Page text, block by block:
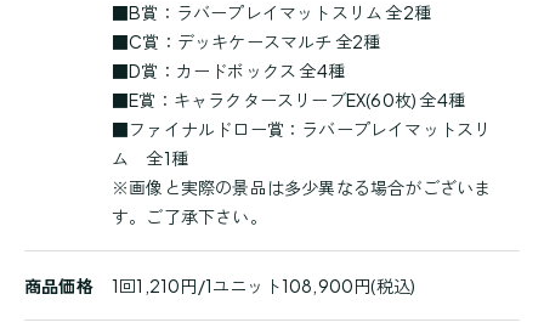
■B賞：ラバープレイマットスリム 全2種
■C賞：デッキケースマルチ 全2種
■D賞：カードボックス 全4種
■E賞：キャラクタースリーブEX(60枚) 全4種
■ファイナルドロー賞：ラバープレイマットスリ
ム 全1種
※画像と実際の景品は多少異なる場合がございま
す。ご了承下さい。
商品価格 1回1,210円/1ユニット108,900円(税込)